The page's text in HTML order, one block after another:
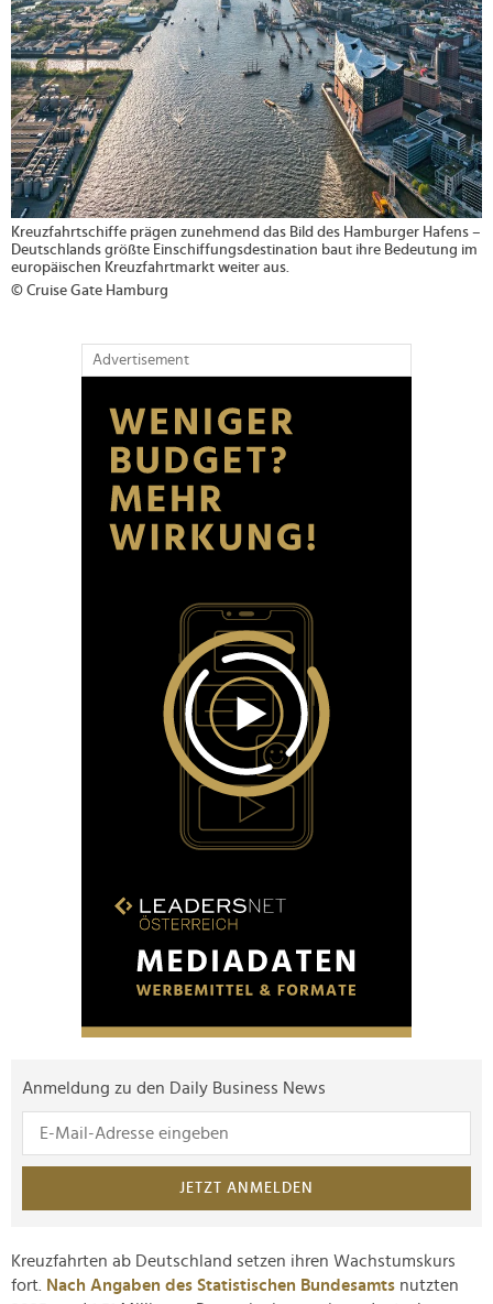
Kreuzfahrtschiffe prägen zunehmend das Bild des Hamburger Hafens –
Deutschlands größte Einschiffungsdestination baut ihre Bedeutung im
europäischen Kreuzfahrtmarkt weiter aus.
© Cruise Gate Hamburg
Advertisement
Anmeldung zu den Daily Business News
JETZT ANMELDEN
Kreuzfahrten ab Deutschland setzen ihren Wachstumskurs
fort.
Nach Angaben des Statistischen Bundesamts nutzten